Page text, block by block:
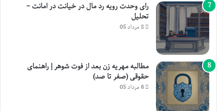
رای وحدت رویه رد مال در خیانت در امانت –
تحلیل
8 مرداد 05
مطالبه مهریه زن بعد از فوت شوهر | راهنمای
حقوقی (صفر تا صد)
6 مرداد 05